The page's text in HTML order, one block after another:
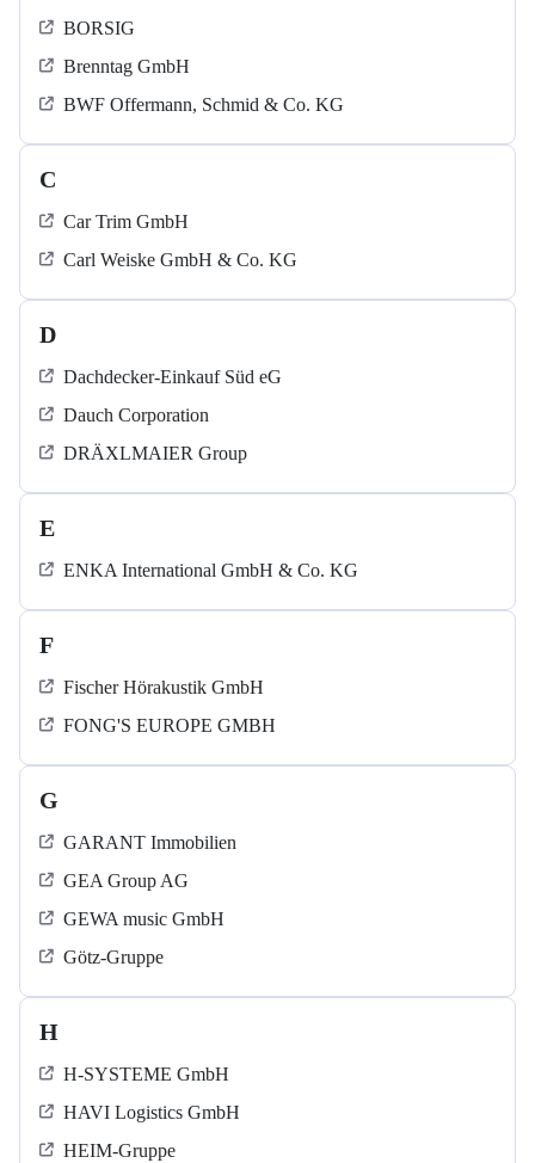
BORSIG
Brenntag GmbH
BWF Offermann, Schmid & Co. KG
C
Car Trim GmbH
Carl Weiske GmbH & Co. KG
D
Dachdecker-Einkauf Süd eG
Dauch Corporation
DRÄXLMAIER Group
E
ENKA International GmbH & Co. KG
F
Fischer Hörakustik GmbH
FONG'S EUROPE GMBH
G
GARANT Immobilien
GEA Group AG
GEWA music GmbH
Götz-Gruppe
H
H-SYSTEME GmbH
HAVI Logistics GmbH
HEIM-Gruppe